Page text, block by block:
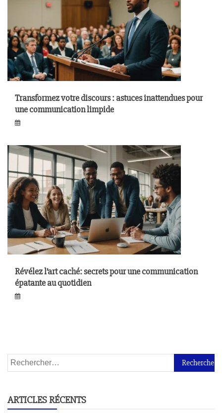
Transformez votre discours : astuces inattendues pour
une communication limpide
Révélez l’art caché: secrets pour une communication
épatante au quotidien
ARTICLES RÉCENTS